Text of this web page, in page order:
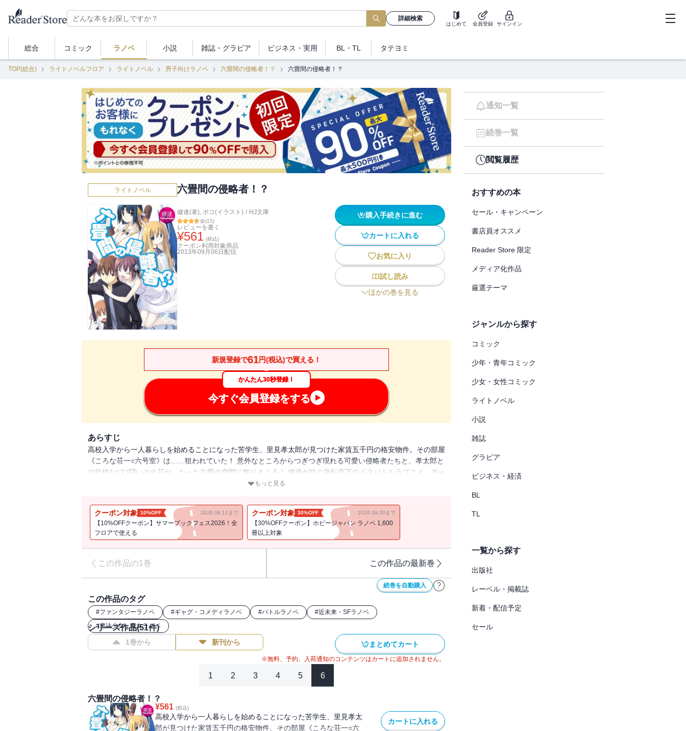
詳細検索
はじめて 会員登録 サインイン
総合 コミック ラノベ 小説 雑誌・ グラビア ビジネス ・実用 BL・TL タテヨミ
TOP(総合) ライトノベルフロア ライトノベル 男子向けラノベ 六畳間の侵略者！？ 六畳間の侵略者！？
ライトノベル 六畳間の侵略者！？
健速(著), ポコ(イラスト) / HJ文庫
(15)
レビューを書く
¥561 (税込)
クーポン利用対象商品
2013年09月06日 配信
購入手続きに進む
カートに入れる
お気に入り
試し読み
ほかの巻を見る
新規登録で61円(税込)で買える！
かんたん30秒登録！
今すぐ会員登録をする
あらすじ
高校入学から一人暮らしを始めることになった苦学生、里見孝太郎が見つけた家賃五千円の格安物件。その部屋
《ころな荘一○六号室》は……狙われていた！ 意外なところからつぎつぎ現れる可愛い侵略者たちと、孝太郎と
の壮絶な(？)闘いの火花が、たった六畳の空間に散りまくる！ 健速が紡ぐ急転直下のドタバトルラブコメ、ぎゅ
もっと見る
クーポン対象 10%OFF 2026.08.11まで
【10%OFFクーポン】サマーブックフェス2026！全
フロアで使える
クーポン対象 30%OFF 2026.08.20まで
【30%OFFクーポン】ホビージャパン ラノベ 1,600
冊以上対象
この作品の1巻 この作品の最新巻
続巻を自動購入
この作品のタグ
#ファンタジーラノベ #ギャグ・コメディラノベ #バトルラノベ #近未来・SFラノベ
#魔法少女・魔女ラノベ
シリーズ作品(51件)
1巻から 新刊から まとめてカート
※無料、予約、入荷通知のコンテンツはカートに追加されません。
1 2 3 4 5 6
六畳間の侵略者！？
¥561 (税込)
高校入学から一人暮らしを始めることになった苦学生、里見孝太
郎が見つけた家賃五千円の格安物件。その部屋《ころな荘一○六
カートに入れる
通知一覧
続巻一覧
閲覧履歴
おすすめの本
セール・キャンペーン
書店員オススメ
Reader Store 限定
メディア化作品
厳選テーマ
ジャンルから探す
コミック
少年・青年コミック
少女・女性コミック
ライトノベル
小説
雑誌
グラビア
ビジネス・経済
BL
TL
一覧から探す
出版社
レーベル・掲載誌
新着・配信予定
セール